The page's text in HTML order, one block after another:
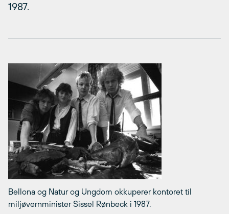
1987.
Bellona og Natur og Ungdom okkuperer kontoret til
miljøvernminister Sissel Rønbeck i 1987.